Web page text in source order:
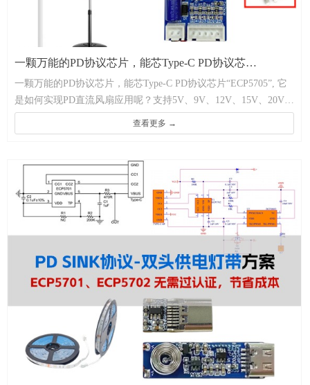
一颗万能的PD协议芯片，能芯Type-C PD协议芯
片“ECP5705”, 它是如何实现PD直流风扇应用呢？支持
5V、9V、12V、15V、20V电压输出
一颗万能的PD协议芯片，能芯Type-C PD协议芯片“ECP5705”, 它
是如何实现PD直流风扇应用呢？支持5V、9V、12V、15V、20V电
压输出
查看更多 →